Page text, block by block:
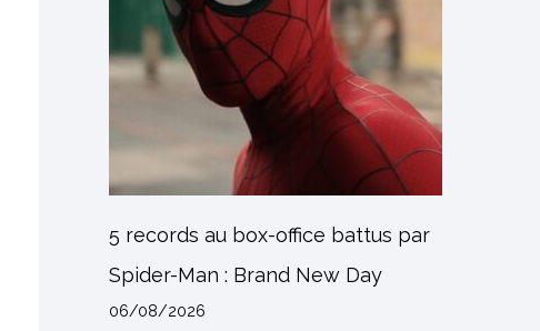
5 records au box-office battus par
Spider-Man : Brand New Day
06/08/2026